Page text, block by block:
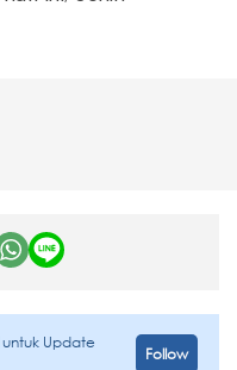
untuk Update
Follow